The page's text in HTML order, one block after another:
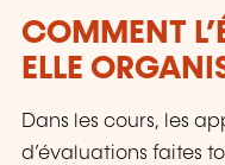
COMMENT
ELLE
Dans les cours, les
d’évaluations faites